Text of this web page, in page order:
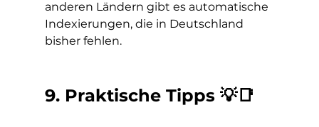
anderen Ländern gibt es automatische
Indexierungen, die in Deutschland
bisher fehlen.
9. Praktische Tipps 💡📑